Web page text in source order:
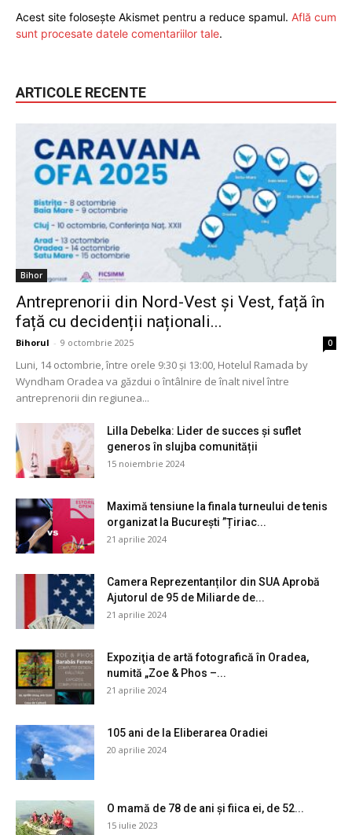
Acest site folosește Akismet pentru a reduce spamul. Află cum
sunt procesate datele comentariilor tale.
ARTICOLE RECENTE
Bihor
Antreprenorii din Nord-Vest și Vest, față în
față cu decidenții naționali...
Bihorul - 9 octombrie 2025 0
Luni, 14 octombrie, între orele 9:30 și 13:00, Hotelul Ramada by
Wyndham Oradea va găzdui o întâlnire de înalt nivel între
antreprenorii din regiunea...
Lilla Debelka: Lider de succes și suflet
generos în slujba comunității
15 noiembrie 2024
Maximă tensiune la finala turneului de tenis
organizat la București ”Țiriac...
21 aprilie 2024
Camera Reprezentanților din SUA Aprobă
Ajutorul de 95 de Miliarde de...
21 aprilie 2024
Expoziţia de artă fotografică în Oradea,
numită „Zoe & Phos –...
21 aprilie 2024
105 ani de la Eliberarea Oradiei
20 aprilie 2024
O mamă de 78 de ani și fiica ei, de 52...
15 iulie 2023